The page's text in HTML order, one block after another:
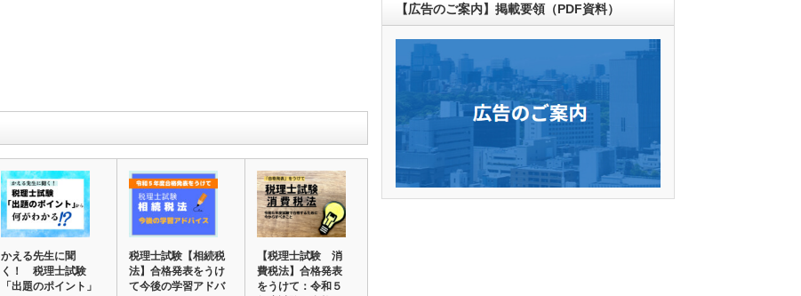
かえる先生に聞
く！ 税理士試験
「出題のポイント」
税理士試験【相続税
法】合格発表をうけ
て今後の学習アドバ
【税理士試験 消
費税法】合格発表
をうけて：令和５
【広告のご案内】掲載要領（PDF資料）